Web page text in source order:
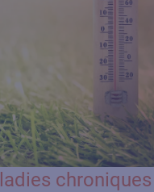
chroniques